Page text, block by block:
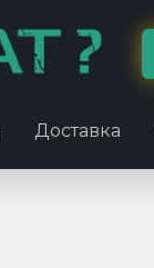
Доставка